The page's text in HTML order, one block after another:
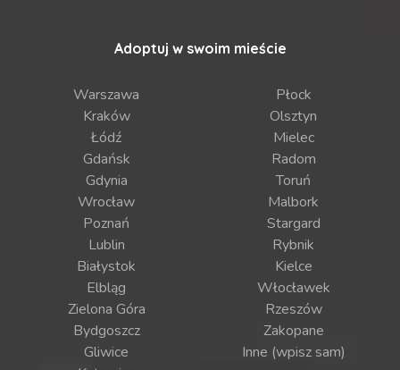
Adoptuj w swoim mieście
Warszawa
Kraków
Łódź
Gdańsk
Gdynia
Wrocław
Poznań
Lublin
Białystok
Elbląg
Zielona Góra
Bydgoszcz
Gliwice
Płock
Olsztyn
Mielec
Radom
Toruń
Malbork
Stargard
Rybnik
Kielce
Włocławek
Rzeszów
Zakopane
Inne (wpisz sam)